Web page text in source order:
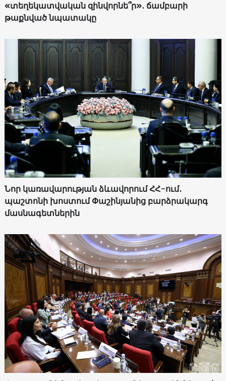
«տեղեկատվական զինվորնե՞ր»․ ճամբարի
թաքնված նպատակը
Նոր կառավարության ձևավորում ՀՀ-ում․
պաշտոնի խոստում Փաշինյանից բարձրակարգ
մասնագետներին